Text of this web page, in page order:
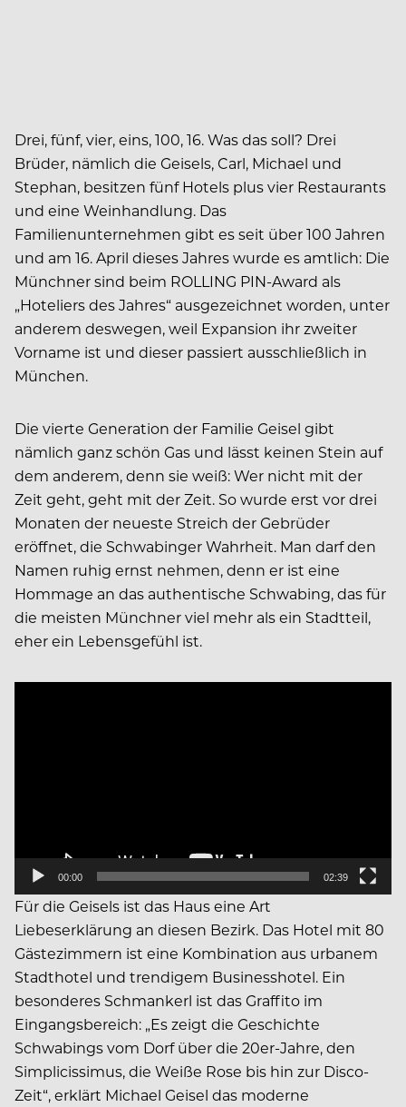
Drei, fünf, vier, eins, 100, 16. Was das soll? Drei
Brüder, nämlich die Geisels, Carl, Michael und
Stephan, besitzen fünf Hotels plus vier Restaurants
und eine Weinhandlung. Das
Familienunternehmen gibt es seit über 100 Jahren
und am 16. April dieses Jahres wurde es amtlich: Die
Münchner sind beim ROLLING PIN-Award als
„Hoteliers des Jahres“ ausgezeichnet worden, unter
anderem deswegen, weil Expansion ihr zweiter
Vorname ist und dieser passiert ausschließlich in
München.
Die vierte Generation der Familie Geisel gibt
nämlich ganz schön Gas und lässt keinen Stein auf
dem anderem, denn sie weiß: Wer nicht mit der
Zeit geht, geht mit der Zeit. So wurde erst vor drei
Monaten der neueste Streich der Gebrüder
eröffnet, die Schwabinger Wahrheit. Man darf den
Namen ruhig ernst nehmen, denn er ist eine
Hommage an das authentische Schwabing, das für
die meisten Münchner viel mehr als ein Stadtteil,
eher ein Lebensgefühl ist.
00:00 02:39
Für die Geisels ist das Haus eine Art
Liebeserklärung an diesen Bezirk. Das Hotel mit 80
Gästezimmern ist eine Kombination aus urbanem
Stadthotel und trendigem Businesshotel. Ein
besonderes Schmankerl ist das Graffito im
Eingangsbereich: „Es zeigt die Geschichte
Schwabings vom Dorf über die 20er-Jahre, den
Simplicissimus, die Weiße Rose bis hin zur Disco-
Zeit“, erklärt Michael Geisel das moderne